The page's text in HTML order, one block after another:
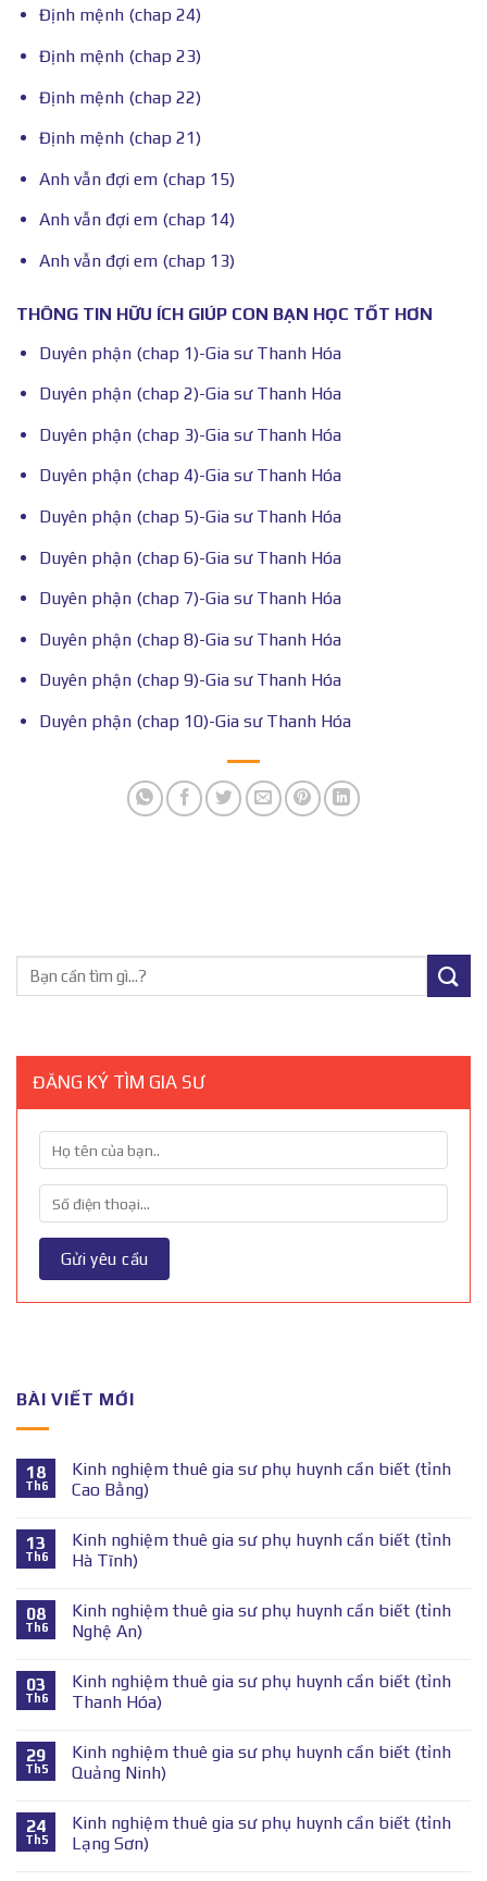
Định mệnh (chap 24)
Định mệnh (chap 23)
Định mệnh (chap 22)
Định mệnh (chap 21)
Anh vẫn đợi em (chap 15)
Anh vẫn đợi em (chap 14)
Anh vẫn đợi em (chap 13)
THÔNG TIN HỮU ÍCH GIÚP CON BẠN HỌC TỐT HƠN
Duyên phận (chap 1)-Gia sư Thanh Hóa
Duyên phận (chap 2)-Gia sư Thanh Hóa
Duyên phận (chap 3)-Gia sư Thanh Hóa
Duyên phận (chap 4)-Gia sư Thanh Hóa
Duyên phận (chap 5)-Gia sư Thanh Hóa
Duyên phận (chap 6)-Gia sư Thanh Hóa
Duyên phận (chap 7)-Gia sư Thanh Hóa
Duyên phận (chap 8)-Gia sư Thanh Hóa
Duyên phận (chap 9)-Gia sư Thanh Hóa
Duyên phận (chap 10)-Gia sư Thanh Hóa
ĐĂNG KÝ TÌM GIA SƯ
BÀI VIẾT MỚI
18
Th6
Kinh nghiệm thuê gia sư phụ huynh cần biết (tỉnh
Cao Bằng)
13
Th6
Kinh nghiệm thuê gia sư phụ huynh cần biết (tỉnh
Hà Tĩnh)
08
Th6
Kinh nghiệm thuê gia sư phụ huynh cần biết (tỉnh
Nghệ An)
03
Th6
Kinh nghiệm thuê gia sư phụ huynh cần biết (tỉnh
Thanh Hóa)
29
Th5
Kinh nghiệm thuê gia sư phụ huynh cần biết (tỉnh
Quảng Ninh)
24
Th5
Kinh nghiệm thuê gia sư phụ huynh cần biết (tỉnh
Lạng Sơn)